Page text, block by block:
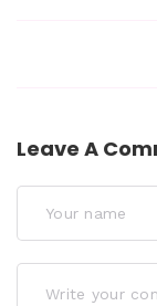
Leave A